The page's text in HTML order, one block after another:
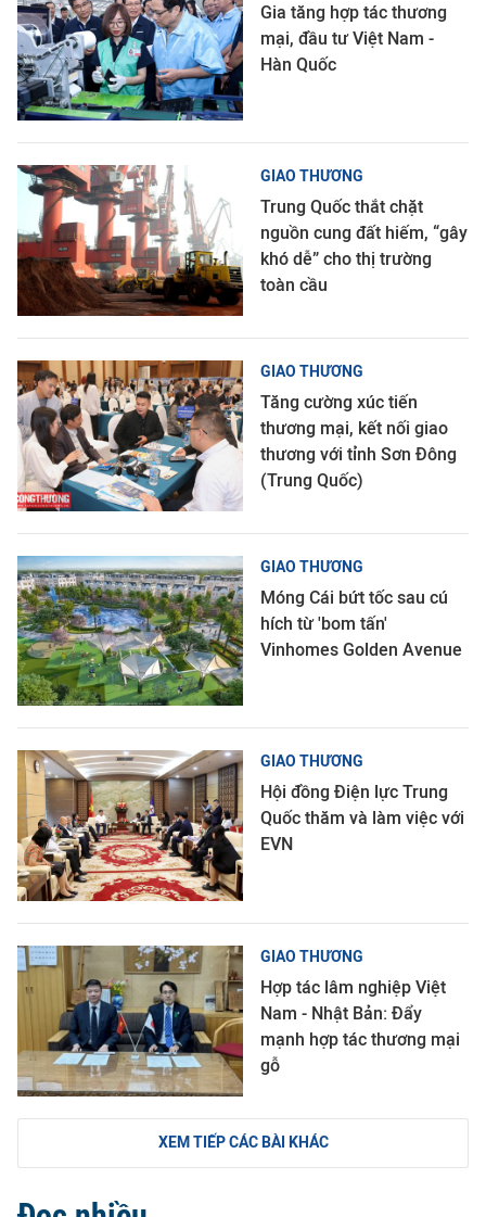
Gia tăng hợp tác thương
mại, đầu tư Việt Nam -
Hàn Quốc
GIAO THƯƠNG
Trung Quốc thắt chặt
nguồn cung đất hiếm, “gây
khó dễ” cho thị trường
toàn cầu
GIAO THƯƠNG
Tăng cường xúc tiến
thương mại, kết nối giao
thương với tỉnh Sơn Đông
(Trung Quốc)
GIAO THƯƠNG
Móng Cái bứt tốc sau cú
hích từ 'bom tấn'
Vinhomes Golden Avenue
GIAO THƯƠNG
Hội đồng Điện lực Trung
Quốc thăm và làm việc với
EVN
GIAO THƯƠNG
Hợp tác lâm nghiệp Việt
Nam - Nhật Bản: Đẩy
mạnh hợp tác thương mại
gỗ
XEM TIẾP CÁC BÀI KHÁC